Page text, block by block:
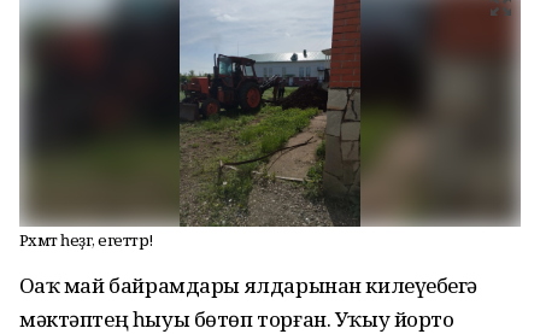
Рәхмәт һеҙгә, егеттәр!
Оҙаҡ май байрамдары ялдарынан килеүебеҙгә
мәктәптең һыуы бөтөп торған. Уҡыу йорто